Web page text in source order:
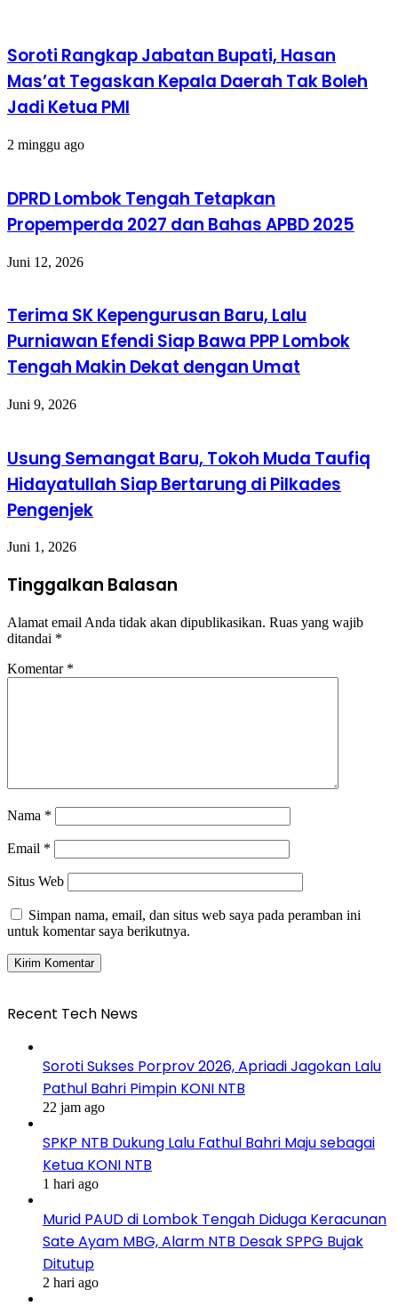
Soroti Rangkap Jabatan Bupati, Hasan
Mas’at Tegaskan Kepala Daerah Tak Boleh
Jadi Ketua PMI
2 minggu ago
DPRD Lombok Tengah Tetapkan
Propemperda 2027 dan Bahas APBD 2025
Juni 12, 2026
Terima SK Kepengurusan Baru, Lalu
Purniawan Efendi Siap Bawa PPP Lombok
Tengah Makin Dekat dengan Umat
Juni 9, 2026
Usung Semangat Baru, Tokoh Muda Taufiq
Hidayatullah Siap Bertarung di Pilkades
Pengenjek
Juni 1, 2026
Tinggalkan Balasan
Alamat email Anda tidak akan dipublikasikan. Ruas yang wajib
ditandai *
Komentar *
Nama *
Email *
Situs Web
Simpan nama, email, dan situs web saya pada peramban ini
untuk komentar saya berikutnya.
Recent Tech News
Soroti Sukses Porprov 2026, Apriadi Jagokan Lalu
Pathul Bahri Pimpin KONI NTB
22 jam ago
SPKP NTB Dukung Lalu Fathul Bahri Maju sebagai
Ketua KONI NTB
1 hari ago
Murid PAUD di Lombok Tengah Diduga Keracunan
Sate Ayam MBG, Alarm NTB Desak SPPG Bujak
Ditutup
2 hari ago